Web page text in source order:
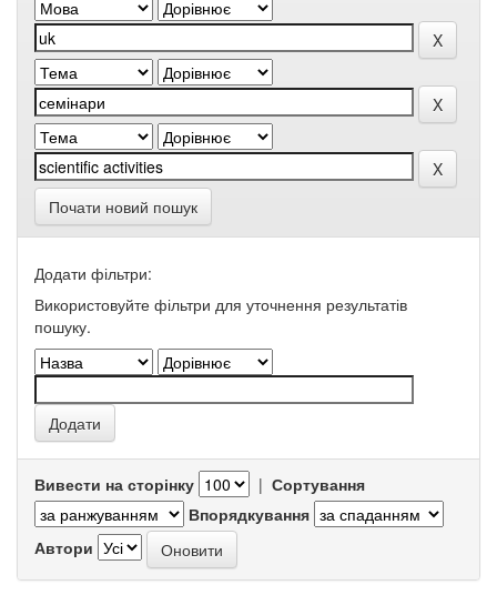
Почати новий пошук
Додати фільтри:
Використовуйте фільтри для уточнення результатів
пошуку.
Вивести на сторінку | Сортування
Впорядкування
Автори